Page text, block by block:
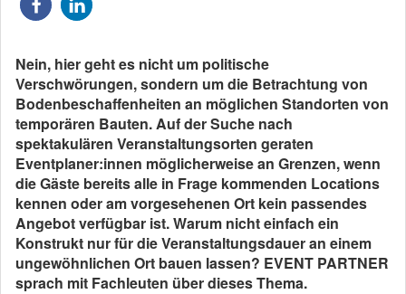
Nein, hier geht es nicht um politische
Verschwörungen, sondern um die Betrachtung von
Bodenbeschaffenheiten an möglichen Standorten von
temporären Bauten. Auf der Suche nach
spektakulären Veranstaltungsorten geraten
Eventplaner:innen möglicherweise an Grenzen, wenn
die Gäste bereits alle in Frage kommenden Locations
kennen oder am vorgesehenen Ort kein passendes
Angebot verfügbar ist. Warum nicht einfach ein
Konstrukt nur für die Veranstaltungsdauer an einem
ungewöhnlichen Ort bauen lassen? EVENT PARTNER
sprach mit Fachleuten über dieses Thema.